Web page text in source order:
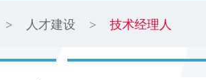
> 人才建设 > 技术经理人